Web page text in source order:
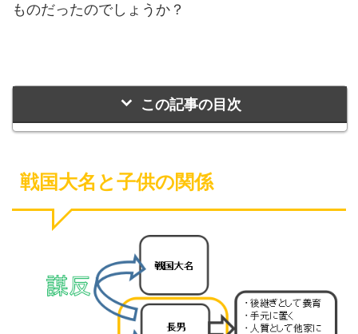
ものだったのでしょうか？
この記事の目次
戦国大名と子供の関係